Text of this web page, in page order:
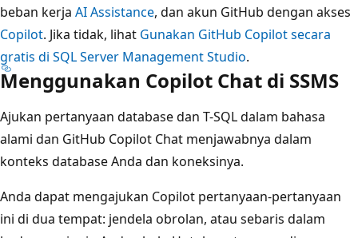
beban kerja AI Assistance, dan akun GitHub dengan akses
Copilot. Jika tidak, lihat Gunakan GitHub Copilot secara
gratis di SQL Server Management Studio.
Menggunakan Copilot Chat di SSMS
Ajukan pertanyaan database dan T-SQL dalam bahasa
alami dan GitHub Copilot Chat menjawabnya dalam
konteks database Anda dan koneksinya.
Anda dapat mengajukan Copilot pertanyaan-pertanyaan
ini di dua tempat: jendela obrolan, atau sebaris dalam